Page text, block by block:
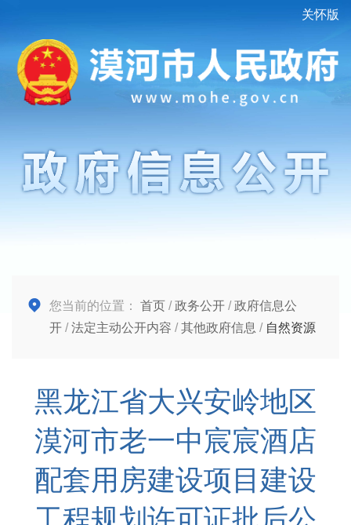
关怀版
您当前的位置： 首页 /政务公开 /政府信息公
开 /法定主动公开内容 /其他政府信息 / 自然资源
黑龙江省大兴安岭地区
漠河市老一中宸宸酒店
配套用房建设项目建设